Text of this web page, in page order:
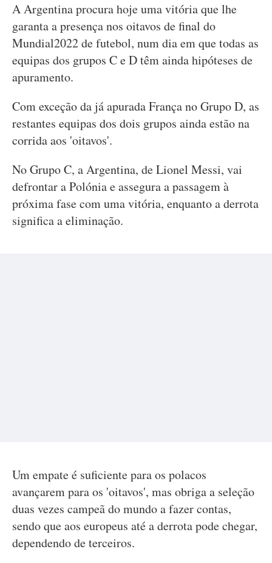
A Argentina procura hoje uma vitória que lhe
garanta a presença nos oitavos de final do
Mundial2022 de futebol, num dia em que todas as
equipas dos grupos C e D têm ainda hipóteses de
apuramento.
Com exceção da já apurada França no Grupo D, as
restantes equipas dos dois grupos ainda estão na
corrida aos 'oitavos'.
No Grupo C, a Argentina, de Lionel Messi, vai
defrontar a Polónia e assegura a passagem à
próxima fase com uma vitória, enquanto a derrota
significa a eliminação.
Um empate é suficiente para os polacos
avançarem para os 'oitavos', mas obriga a seleção
duas vezes campeã do mundo a fazer contas,
sendo que aos europeus até a derrota pode chegar,
dependendo de terceiros.